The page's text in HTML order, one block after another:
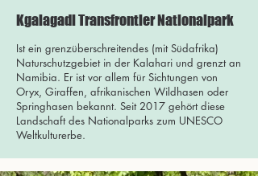
Kgalagadi Transfrontier Nationalpark
Ist ein grenzüberschreitendes (mit Südafrika)
Naturschutzgebiet in der Kalahari und grenzt an
Namibia. Er ist vor allem für Sichtungen von
Oryx, Giraffen, afrikanischen Wildhasen oder
Springhasen bekannt. Seit 2017 gehört diese
Landschaft des Nationalparks zum UNESCO
Weltkulturerbe.